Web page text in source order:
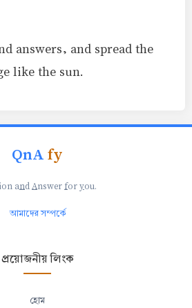
answers, and spread the
like the sun.
QnAfy
andAnswer foryou.
আমাদের সম্পর্কে
প্রয়োজনীয় লিংক
হোম